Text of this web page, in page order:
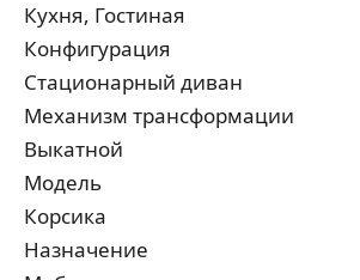
Кухня, Гостиная
Конфигурация
Стационарный диван
Механизм трансформации
Выкатной
Модель
Корсика
Назначение